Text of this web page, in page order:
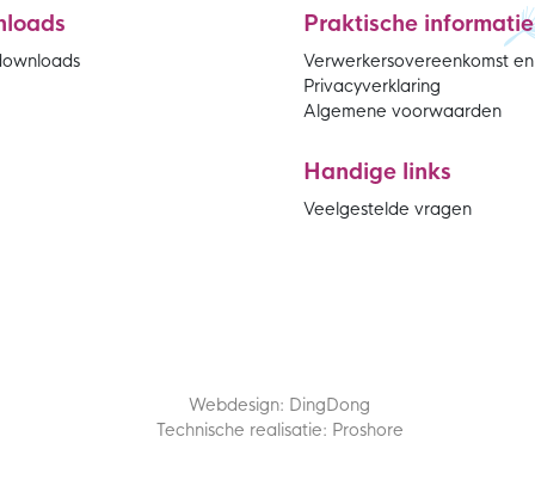
Praktische informatie
Verwerkersovereenkomst en
Privacyverklaring
Algemene voorwaarden
Handige links
Veelgestelde vragen
Webdesign: DingDong
Technische realisatie: Proshore